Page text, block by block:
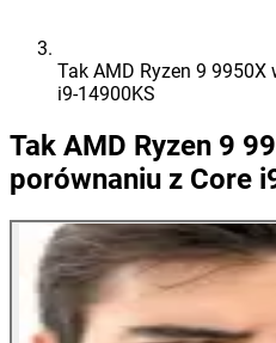
Tak AMD Ryzen 9
i9-14900KS
Tak AMD Ryzen 9
porównaniu z Core